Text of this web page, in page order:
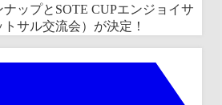
ナップとSOTE CUPエンジョイサ
サル交流会）が決定！